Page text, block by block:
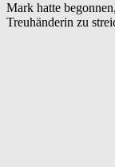
Mark hatte
Treuhänderin zu